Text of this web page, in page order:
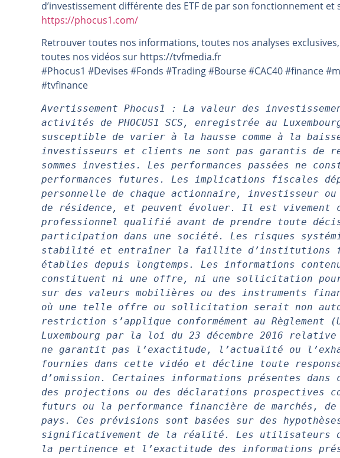
Pourquoi 6 guerres explosent en même temps cette
Une inertie haussière qui ralentit | Antoine Quesada –
Pourquoi le monde entier vacille en même temps
d’investissement différente des ETF de par son fonctionnement et
https://phocus1.com/
Retrouver toutes nos informations, toutes nos analyses
toutes nos vidéos sur https://tvfmedia.fr
#Phocus1 #Devises #Fonds #Trading #Bourse #CAC40 #finance
#tvfinance
Avertissement Phocus1 : La valeur des
activités de PHOCUS1 SCS, enregistrée au
susceptible de varier à la hausse comme à la
investisseurs et clients ne sont pas garantis de
sommes investies. Les performances passées ne
performances futures. Les implications fiscales
personnelle de chaque actionnaire, investisseur
de résidence, et peuvent évoluer. Il est vivement
professionnel qualifié avant de prendre toute
participation dans une société. Les risques
stabilité et entraîner la faillite d’institutions
établies depuis longtemps. Les informations
constituent ni une offre, ni une sollicitation
sur des valeurs mobilières ou des instruments
où une telle offre ou sollicitation serait non
restriction s’applique conformément au Règlement
Luxembourg par la loi du 23 décembre 2016 relative
ne garantit pas l’exactitude, l’actualité ou
fournies dans cette vidéo et décline toute
d’omission. Certaines informations présentes
des projections ou des déclarations prospectives
futurs ou la performance financière de marchés,
pays. Ces prévisions sont basées sur des
significativement de la réalité. Les utilisateurs
la pertinence et l’exactitude des informations